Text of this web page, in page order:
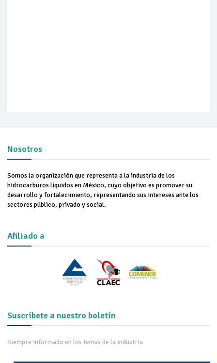
Nosotros
Somos la organización que representa a la industria de los
hidrocarburos líquidos en México, cuyo objetivo es promover su
desarrollo y fortalecimiento, representando sus intereses ante los
sectores público, privado y social.
Afiliado a
Suscríbete a nuestro boletín
Siempre informado en los temas de la industria